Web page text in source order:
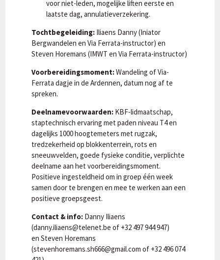
voor niet-leden, mogelijke liften eerste en
laatste dag, annulatieverzekering.
Tochtbegeleiding: Iliaens Danny (Iniator
Bergwandelen en Via Ferrata-instructor) en
Steven Horemans (IMWT en Via Ferrata-instructor)
Voorbereidingsmoment:Wandeling of Via-
Ferrata dagje in de Ardennen, datum nog af te
spreken.
Deelnamevoorwaarden: KBF-lidmaatschap,
staptechnisch ervaring met paden niveau T4 en
dagelijks 1000 hoogtemeters met rugzak,
tredzekerheid op blokkenterrein, rots en
sneeuwvelden, goede fysieke conditie, verplichte
deelname aan het voorbereidingsmoment.
Positieve ingesteldheid om in groep één week
samen door te brengen en mee te werken aan een
positieve groepsgeest.
Contact & info: Danny Iliaens
(danny.iliaens@telenet.be of +32 497 944 947)
en Steven Horemans
(stevenhoremans.sh666@gmail.com of +32 496 074